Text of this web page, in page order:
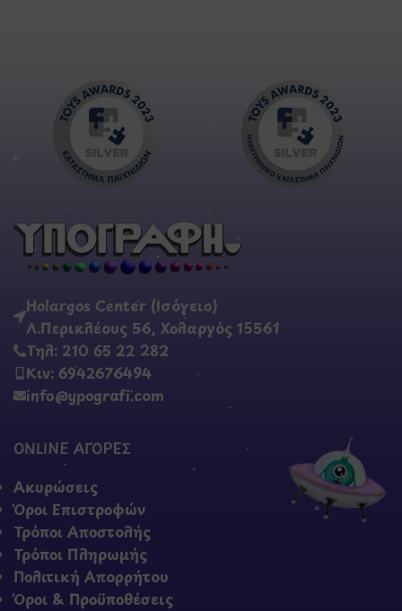
Holargos Center (Ισόγειο)
Λ.Περικλέους 56, Χολαργός 15561
Τηλ: 210 65 22 282
Κιν: 6942676494
info@ypografi.com
ONLINE ΑΓΟΡΕΣ
Ακυρώσεις
Όροι Επιστροφών
Τρόποι Αποστολής
Τρόποι Πληρωμής
Πολιτική Απορρήτου
Όροι & Προϋποθέσεις